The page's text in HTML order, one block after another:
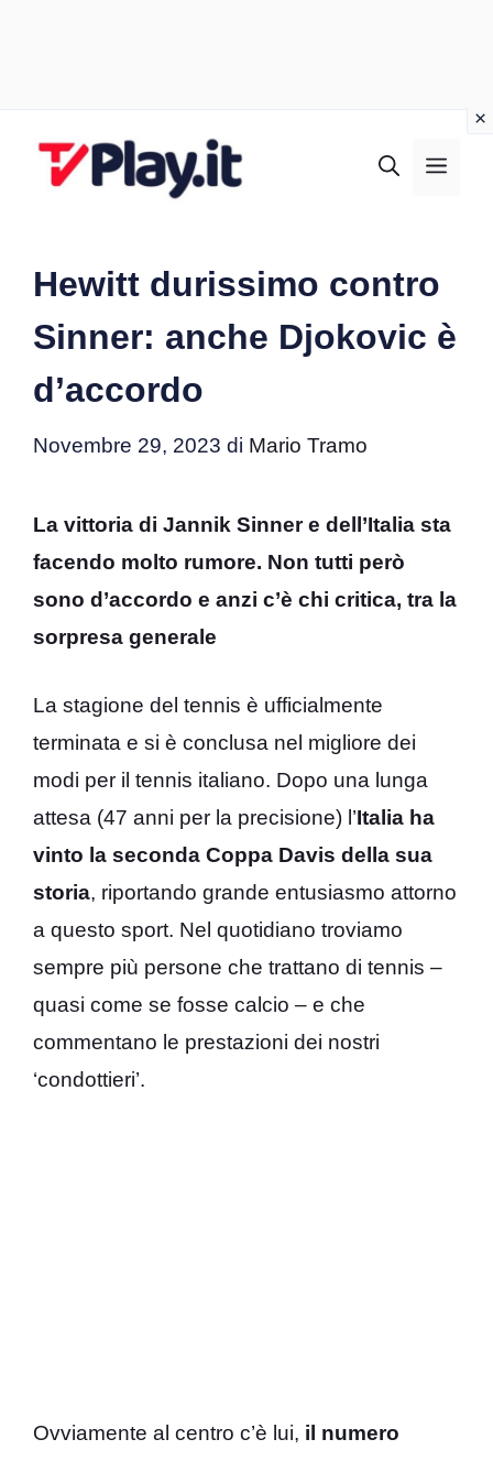
Hewitt durissimo contro
Sinner: anche Djokovic è
d’accordo
Novembre 29, 2023 di Mario Tramo
La vittoria di Jannik Sinner e dell’Italia sta
facendo molto rumore. Non tutti però
sono d’accordo e anzi c’è chi critica, tra la
sorpresa generale
La stagione del tennis è ufficialmente
terminata e si è conclusa nel migliore dei
modi per il tennis italiano. Dopo una lunga
attesa (47 anni per la precisione) l’Italia ha
vinto la seconda Coppa Davis della sua
storia, riportando grande entusiasmo attorno
a questo sport. Nel quotidiano troviamo
sempre più persone che trattano di tennis –
quasi come se fosse calcio – e che
commentano le prestazioni dei nostri
‘condottieri’.
Ovviamente al centro c’è lui, il numero